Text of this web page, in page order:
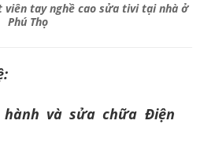
tay nghề cao sửa tivi tại nhà ở
Phú Thọ
và sửa chữa Điện